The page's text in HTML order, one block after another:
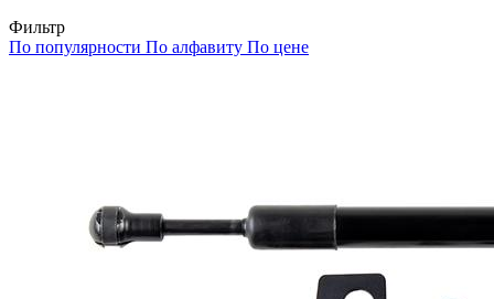
Фильтр
По популярности По алфавиту По цене